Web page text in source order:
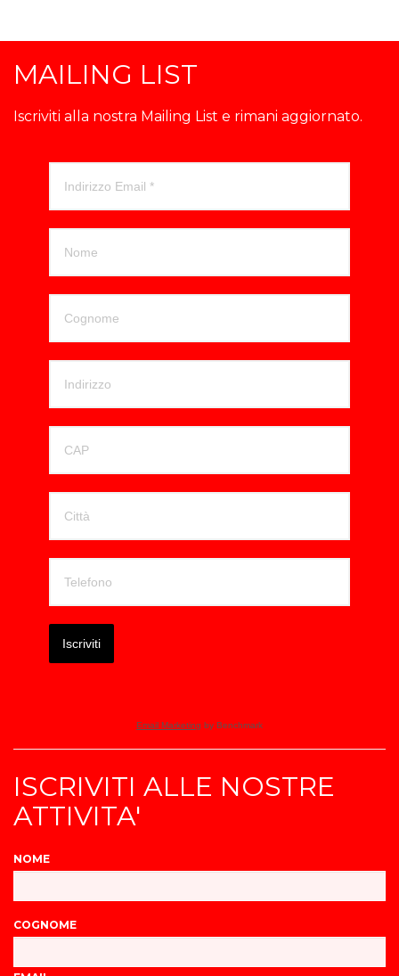
MAILING LIST
Iscriviti alla nostra Mailing List e rimani aggiornato.
Iscriviti
Email Marketing by Benchmark
ISCRIVITI ALLE NOSTRE
ATTIVITA'
NOME
COGNOME